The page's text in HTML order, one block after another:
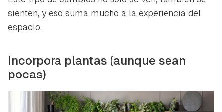
sienten, y eso suma mucho a la experiencia del
espacio.
Incorpora plantas (aunque sean
pocas)